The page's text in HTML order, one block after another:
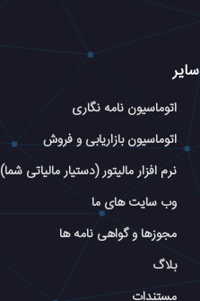
سایر
اتوماسیون نامه نگاری
اتوماسیون بازاریابی و فروش
نرم افزار مالیتور (دستیار مالیاتی شما)
وب سایت های ما
مجوزها و گواهی نامه ها
بلاگ